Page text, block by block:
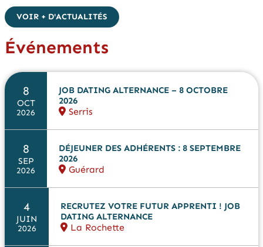
VOIR + D'ACTUALITÉS
Événements
8
OCT
2026
JOB DATING ALTERNANCE – 8 OCTOBRE
2026
Serris
8
SEP
2026
DÉJEUNER DES ADHÉRENTS : 8 SEPTEMBRE
2026
Guérard
4
JUIN
2026
RECRUTEZ VOTRE FUTUR APPRENTI ! JOB
DATING ALTERNANCE
La Rochette